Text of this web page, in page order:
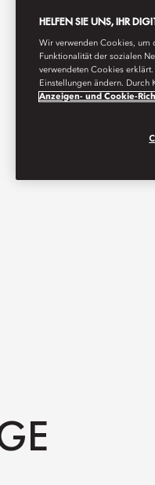
HELFEN SIE UNS, IHR
Wir verwenden Cookies, um
Funktionalität der sozialen
verwendeten Cookies
Einstellungen ändern. Durch
Anzeigen- und Cookie-